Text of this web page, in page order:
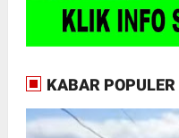
KABAR POPULER